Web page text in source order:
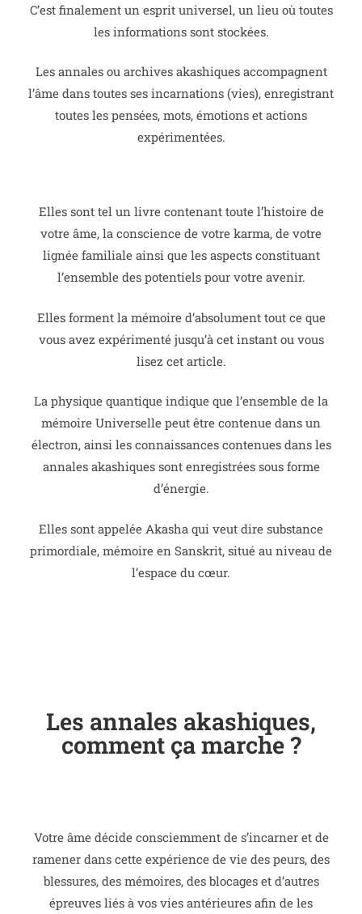
C’est finalement un esprit universel, un lieu où toutes
les informations sont stockées.
Les annales ou archives akashiques accompagnent
l’âme dans toutes ses incarnations (vies), enregistrant
toutes les pensées, mots, émotions et actions
expérimentées.
Elles sont tel un livre contenant toute l’histoire de
votre âme, la conscience de votre karma, de votre
lignée familiale ainsi que les aspects constituant
l’ensemble des potentiels pour votre avenir.
Elles forment la mémoire d’absolument tout ce que
vous avez expérimenté jusqu’à cet instant ou vous
lisez cet article.
La physique quantique indique que l’ensemble de la
mémoire Universelle peut être contenue dans un
électron, ainsi les connaissances contenues dans les
annales akashiques sont enregistrées sous forme
d’énergie.
Elles sont appelée Akasha qui veut dire substance
primordiale, mémoire en Sanskrit, situé au niveau de
l’espace du cœur.
Les annales akashiques,
comment ça marche ?
Votre âme décide consciemment de s’incarner et de
ramener dans cette expérience de vie des peurs, des
blessures, des mémoires, des blocages et d’autres
épreuves liés à vos vies antérieures afin de les